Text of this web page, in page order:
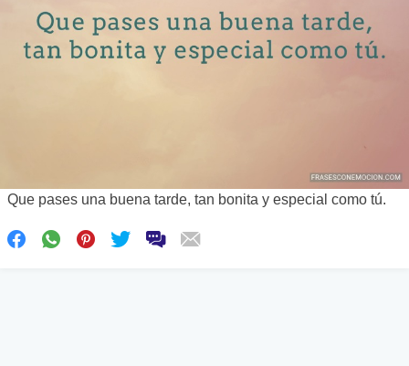
Que pases una buena tarde, tan bonita y especial como tú.